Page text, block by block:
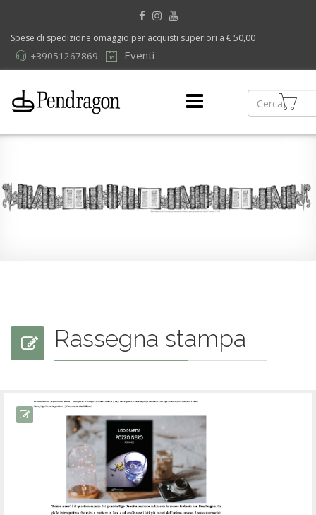
Spese di spedizione omaggio per acquisti superiori a € 50,00
Eventi
+39051267869
Rassegna stampa